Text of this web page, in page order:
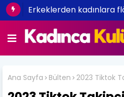
Erkeklerden kadınlara
Ana Sayfa Bülten 2023 Tiktok